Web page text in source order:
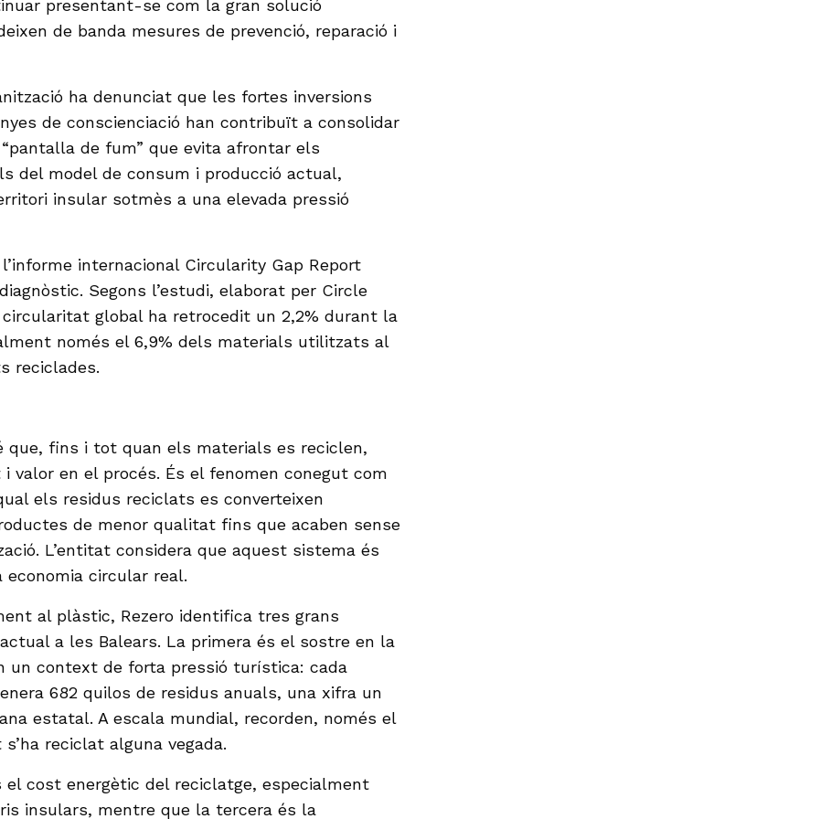
presentant-se com la gran solució
de banda mesures de prevenció, reparació i
ha denunciat que les fortes inversions
de conscienciació han contribuït a consolidar
de fum” que evita afrontar els
del model de consum i producció actual,
insular sotmès a una elevada pressió
internacional Circularity Gap Report
Segons l’estudi, elaborat per Circle
global ha retrocedit un 2,2% durant la
només el 6,9% dels materials utilitzats al
reciclades.
que, fins i tot quan els materials es reciclen,
valor en el procés. És el fenomen conegut com
els residus reciclats es converteixen
de menor qualitat fins que acaben sense
L’entitat considera que aquest sistema és
circular real.
al plàstic, Rezero identifica tres grans
a les Balears. La primera és el sostre en la
un context de forta pressió turística: cada
682 quilos de residus anuals, una xifra un
estatal. A escala mundial, recorden, només el
reciclat alguna vegada.
el cost energètic del reciclatge, especialment
insulars, mentre que la tercera és la